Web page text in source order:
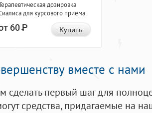
дозировка
для курсового приема
60Р Купить
вместе с нами
сделать первый шаг для
средства, придагаемые на